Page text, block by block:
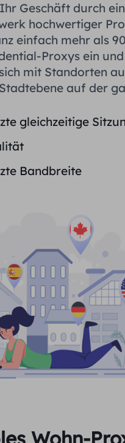
Geschäft durch ein
hochwertiger
einfach mehr als 90
Proxys ein
mit Standorten
auf der
öffentlicher
gleichzeitige
Bandbreite